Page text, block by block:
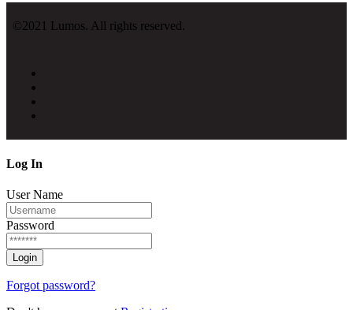
©2021 Lumos. All rights reserved.
Log In
User Name
Password
Forgot password?